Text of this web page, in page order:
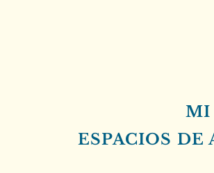
MI
ESPACIOS